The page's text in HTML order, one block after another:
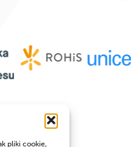
pliki cookie,